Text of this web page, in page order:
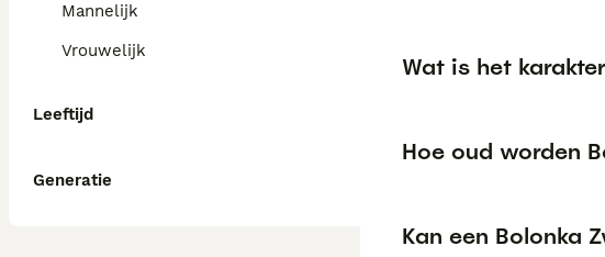
Mannelijk
Vrouwelijk
Leeftijd
Generatie
Wat is het
Hoe oud worden
Kan een Bolonka